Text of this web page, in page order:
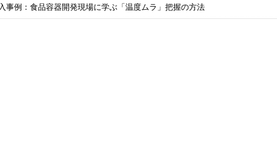
事例：食品容器開発現場に学ぶ「温度ムラ」把握の方法